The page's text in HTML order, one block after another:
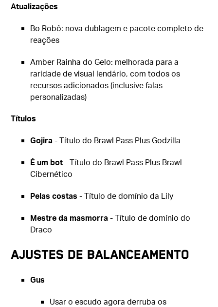
Atualizações
Bo Robô: nova dublagem e pacote completo de
reações
Amber Rainha do Gelo: melhorada para a
raridade de visual lendário, com todos os
recursos adicionados (inclusive falas
personalizadas)
Títulos
Gojira - Título do Brawl Pass Plus Godzilla
É um bot- Título do Brawl Pass Plus Brawl
Cibernético
Pelas costas - Título de domínio da Lily
Mestre da masmorra - Título de domínio do
Draco
Ajustes de balanceamento
Gus
Usar o escudo agora derruba os